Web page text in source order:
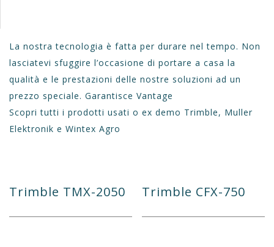
La nostra tecnologia è fatta per durare nel tempo. Non
lasciatevi sfuggire l’occasione di portare a casa la
qualità e le prestazioni delle nostre soluzioni ad un
prezzo speciale. Garantisce Vantage
Scopri tutti i prodotti usati o ex demo Trimble, Muller
Elektronik e Wintex Agro
Trimble TMX-2050 Trimble CFX-750